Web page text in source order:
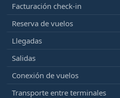
Facturación check-in
Reserva de vuelos
Llegadas
Salidas
Conexión de vuelos
Transporte entre terminales